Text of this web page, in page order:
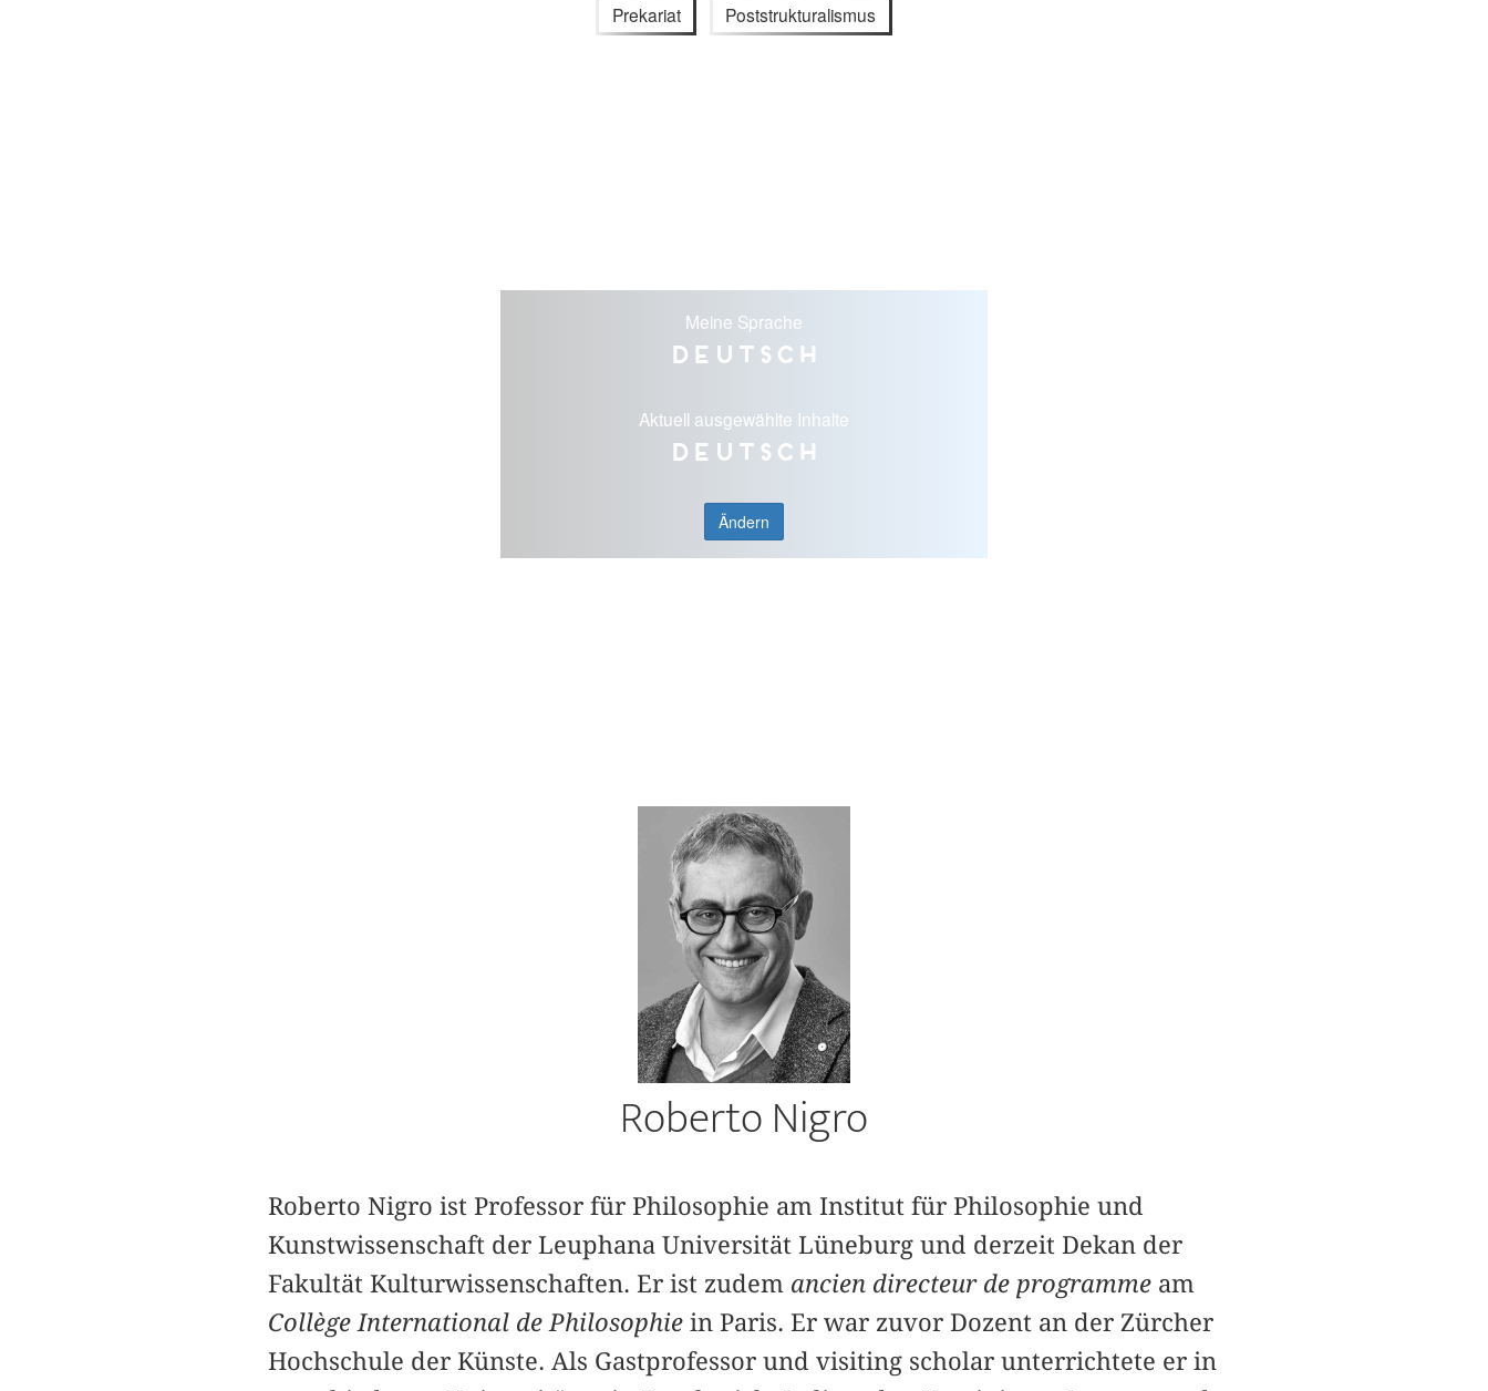
Prekariat Poststrukturalismus
Meine Sprache
Deutsch
Aktuell ausgewählte Inhalte
Deutsch
Ändern
Roberto Nigro
Roberto Nigro ist Professor für Philosophie am Institut für Philosophie und
Kunstwissenschaft der Leuphana Universität Lüneburg und derzeit Dekan der
Fakultät Kulturwissenschaften. Er ist zudem ancien directeur de programme am
Collège International de Philosophiein Paris. Er war zuvor Dozent an der Zürcher
Hochschule der Künste. Als Gastprofessor und visiting scholar unterrichtete er in